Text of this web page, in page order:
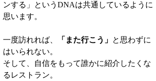
ンする」というDNAは共通しているように
思います。
一度訪れれば、 「また行こう」 と思わずに
はいられない。
そして、自信をもって誰かに紹介したくな
るレストラン。